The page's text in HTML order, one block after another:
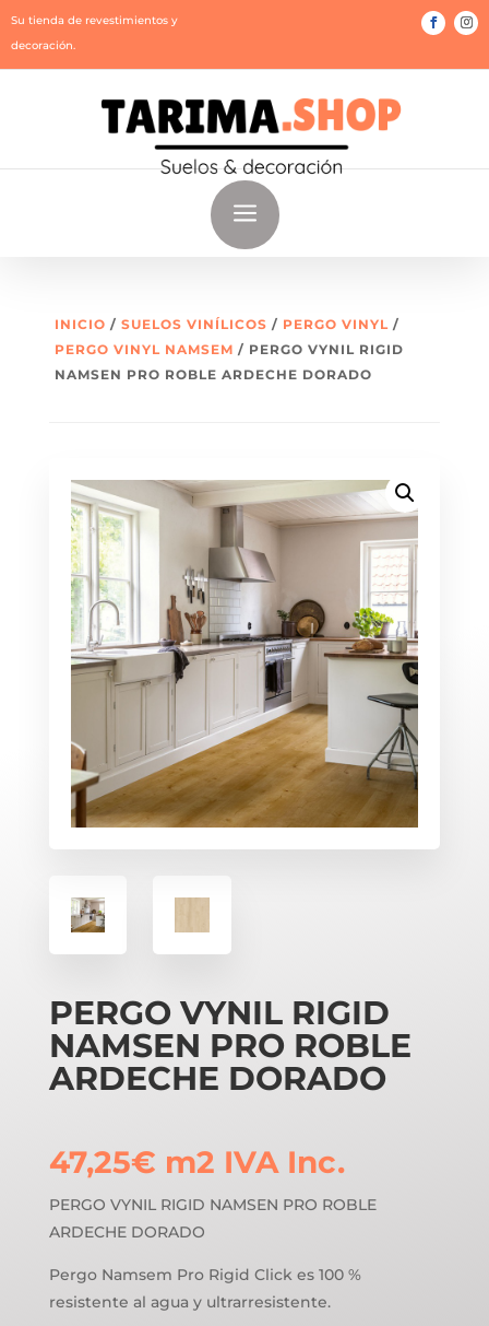
Su tienda de revestimientos y
decoración.
a
INICIO / SUELOS VINÍLICOS / PERGO VINYL/
PERGO VINYL NAMSEM / PERGO VYNIL RIGID
NAMSEN PRO ROBLE ARDECHE DORADO
PERGO VYNIL RIGID
NAMSEN PRO ROBLE
ARDECHE DORADO
47,25€ m2 IVA Inc.
PERGO VYNIL RIGID NAMSEN PRO ROBLE
ARDECHE DORADO
Pergo Namsem Pro Rigid Click es 100 %
resistente al agua y ultrarresistente.